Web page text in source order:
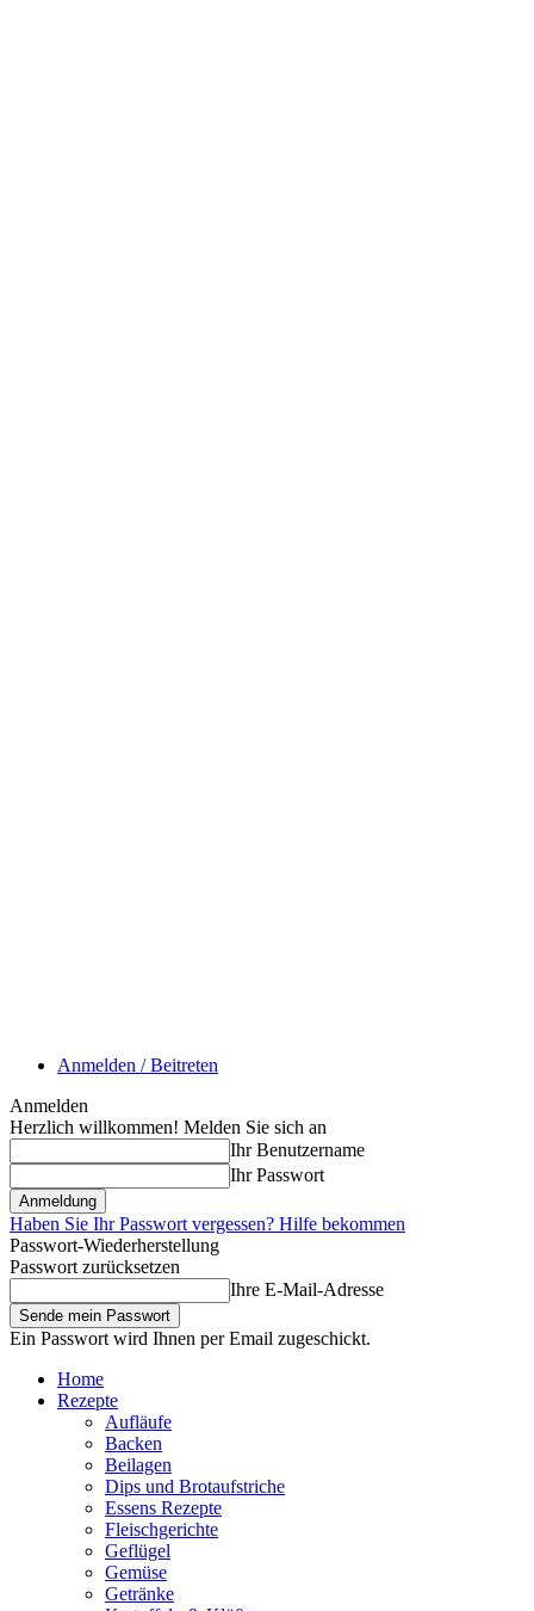
Anmelden / Beitreten
Anmelden
Herzlich willkommen! Melden Sie sich an
Ihr Benutzername
Ihr Passwort
Haben Sie Ihr Passwort vergessen? Hilfe bekommen
Passwort-Wiederherstellung
Passwort zurücksetzen
Ihre E-Mail-Adresse
Ein Passwort wird Ihnen per Email zugeschickt.
Home
Rezepte
Aufläufe
Backen
Beilagen
Dips und Brotaufstriche
Essens Rezepte
Fleischgerichte
Geflügel
Gemüse
Getränke